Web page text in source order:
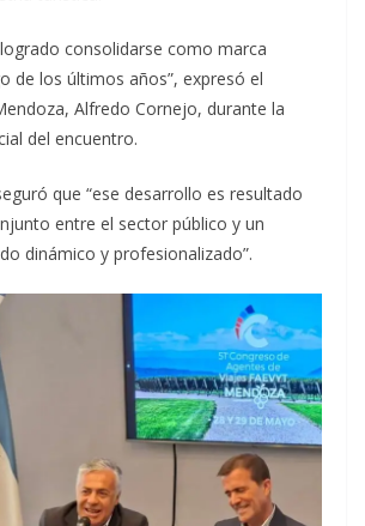
consolidarse como marca
de los últimos años”, expresó el
Alfredo Cornejo, durante la
del encuentro.
que “ese desarrollo es resultado
entre el sector público y un
dinámico y profesionalizado”.